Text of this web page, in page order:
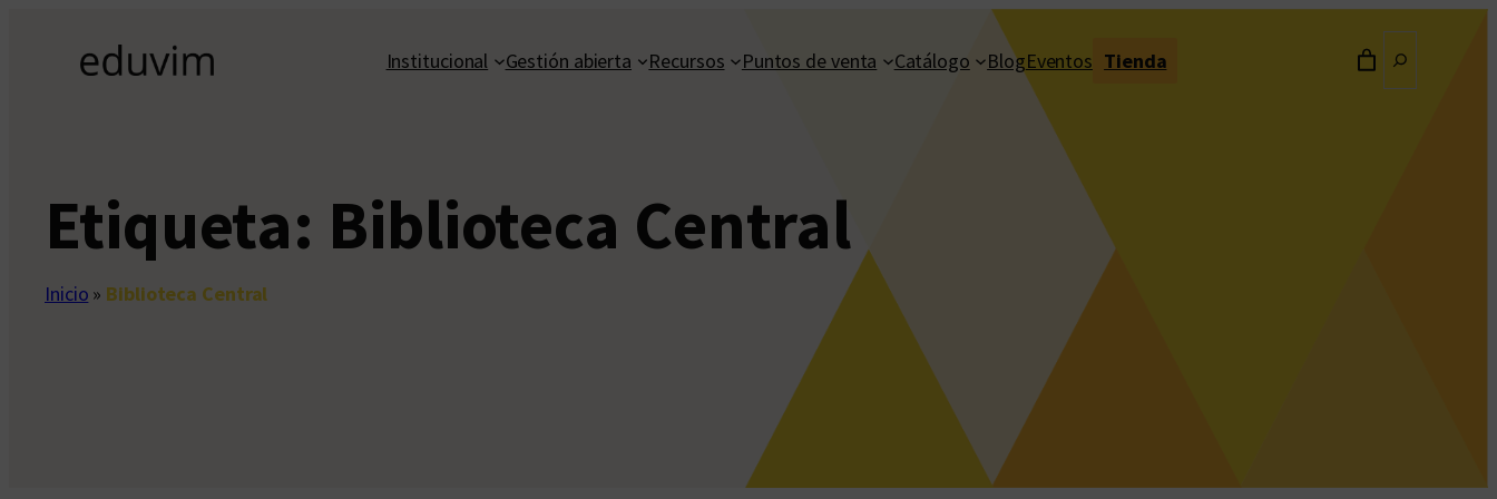
contenido
Institucional Gestión abierta Recursos Puntos de venta Catálogo BlogEventos Tienda
Etiqueta: Biblioteca Central
Inicio » Biblioteca Central